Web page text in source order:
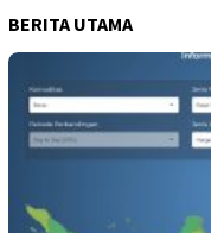
BERITA UTAMA